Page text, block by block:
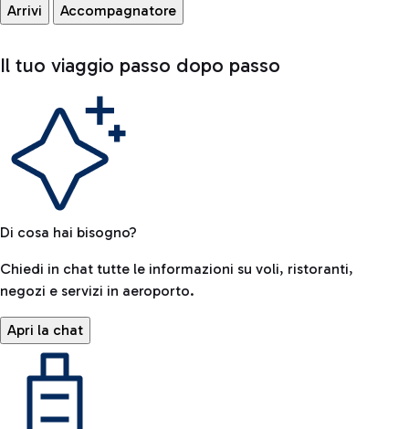
Arrivi Accompagnatore
Il tuo viaggio passo dopo passo
Di cosa hai bisogno?
Chiedi in chat tutte le informazioni su voli, ristoranti,
negozi e servizi in aeroporto.
Apri la chat